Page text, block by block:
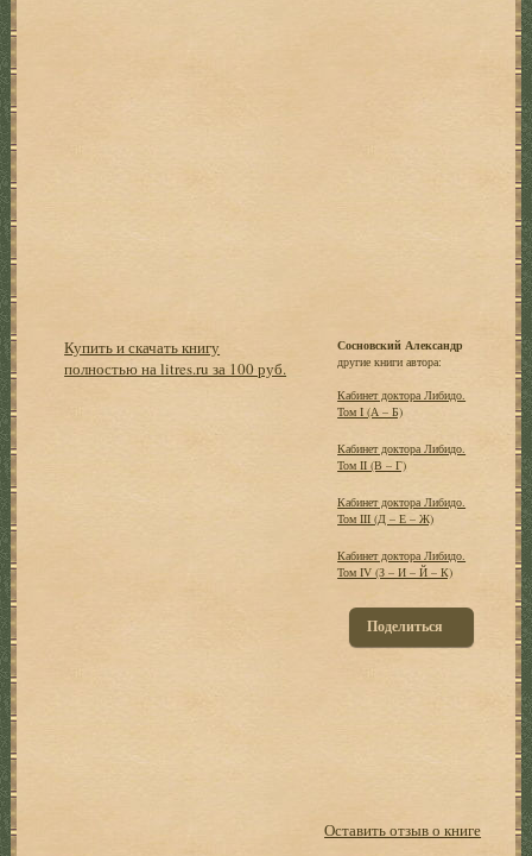
Купить и скачать книгу
полностью на litres.ru за 100 руб.
Сосновский Александр
другие книги автора:
Кабинет доктора Либидо.
Том I (А – Б)
Кабинет доктора Либидо.
Том II (В – Г)
Кабинет доктора Либидо.
Том III (Д – Е – Ж)
Кабинет доктора Либидо.
Том IV (З – И – Й – К)
Поделиться
Оставить отзыв о книге